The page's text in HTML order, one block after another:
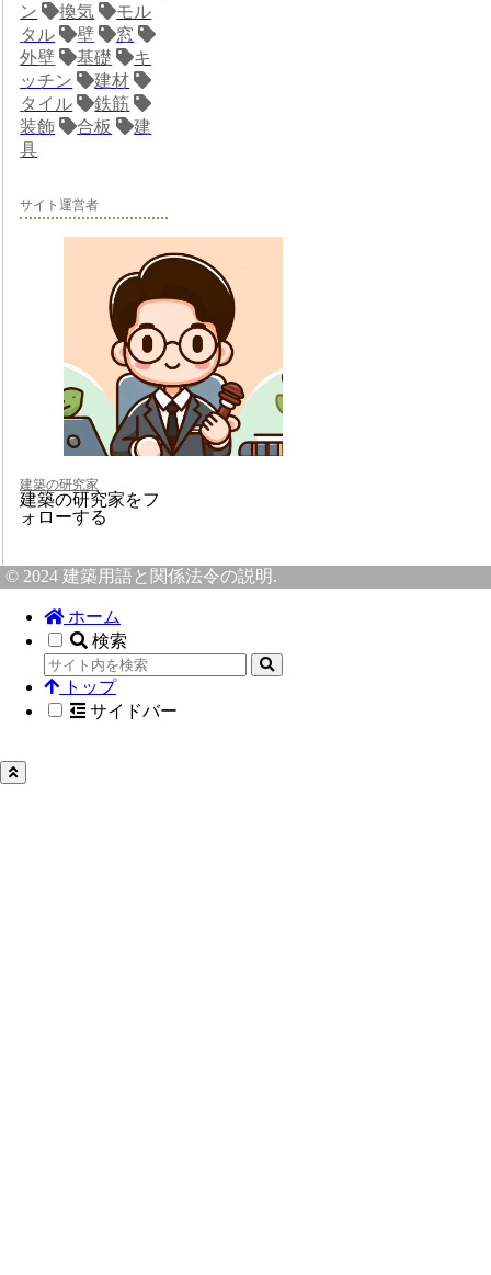
ン
換気
モル
タル
壁
窓
外壁
基礎
キ
ッチン
建材
タイル
鉄筋
装飾
合板
建
具
サイト運営者
建築の研究家
建築の研究家をフ
ォローする
© 2024 建築用語と関係法令の説明.
ホーム
検索
トップ
サイドバー